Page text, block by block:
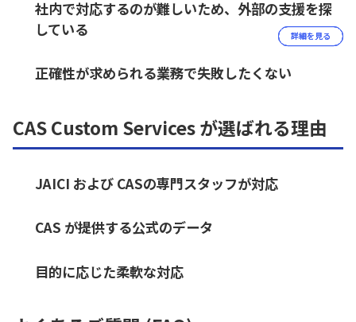
詳細を見る
詳細を見る
詳細を見る
社内で対応するのが難しいため、外部の支援を探
している
正確性が求められる業務で失敗したくない
CAS Custom Services が選ばれる理由
JAICI および CASの専門スタッフが対応
CAS が提供する公式のデータ
目的に応じた柔軟な対応